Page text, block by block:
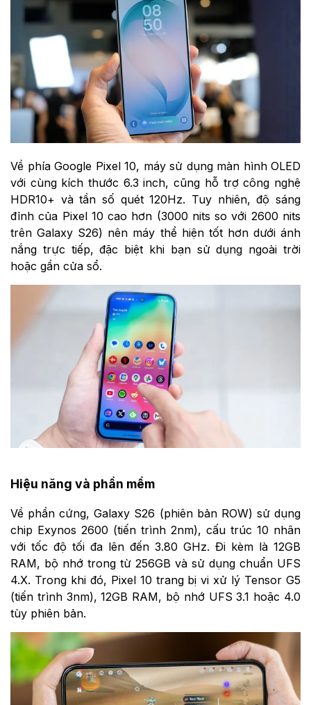
Về phía Google Pixel 10, máy sử dụng màn hình OLED
với cùng kích thước 6.3 inch, cũng hỗ trợ công nghệ
HDR10+ và tần số quét 120Hz. Tuy nhiên, độ sáng
đỉnh của Pixel 10 cao hơn (3000 nits so với 2600 nits
trên Galaxy S26) nên máy thể hiện tốt hơn dưới ánh
nắng trực tiếp, đặc biệt khi bạn sử dụng ngoài trời
hoặc gần cửa sổ.
Hiệu năng và phần mềm
Về phần cứng, Galaxy S26 (phiên bản ROW) sử dụng
chip Exynos 2600 (tiến trình 2nm), cấu trúc 10 nhân
với tốc độ tối đa lên đến 3.80 GHz. Đi kèm là 12GB
RAM, bộ nhớ trong từ 256GB và sử dụng chuẩn UFS
4.X. Trong khi đó, Pixel 10 trang bị vi xử lý Tensor G5
(tiến trình 3nm), 12GB RAM, bộ nhớ UFS 3.1 hoặc 4.0
tùy phiên bản.